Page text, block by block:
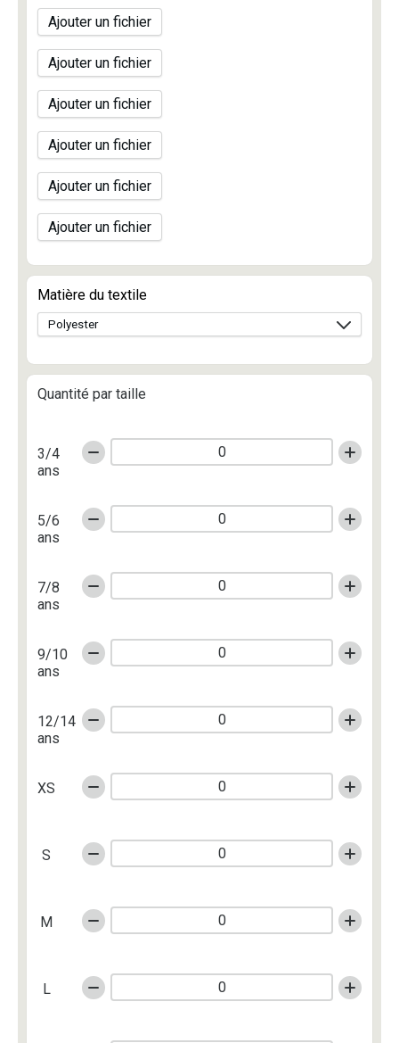
Ajouter un fichier
Ajouter un fichier
Ajouter un fichier
Ajouter un fichier
Ajouter un fichier
Ajouter un fichier
Matière du textile
Quantité par taille
3/4
ans
5/6
ans
7/8
ans
9/10
ans
12/14
ans
XS
S
M
L